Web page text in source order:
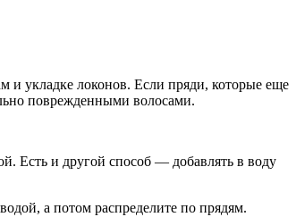
и укладке локонов. Если пряди, которые еще
поврежденными волосами.
Есть и другой способ — добавлять в воду
а потом распределите по прядям.